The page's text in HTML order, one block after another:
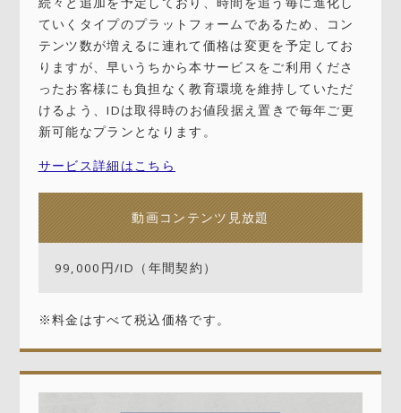
ていくタイプのプラットフォームであるため、コン
テンツ数が増えるに連れて価格は変更を予定してお
りますが、早いうちから本サービスをご利用くださ
ったお客様にも負担なく教育環境を維持していただ
けるよう、IDは取得時のお値段据え置きで毎年ご更
新可能なプランとなります。
サービス詳細はこちら
動画コンテンツ見放題
99,000円/ID（年間契約）
※料金はすべて税込価格です。